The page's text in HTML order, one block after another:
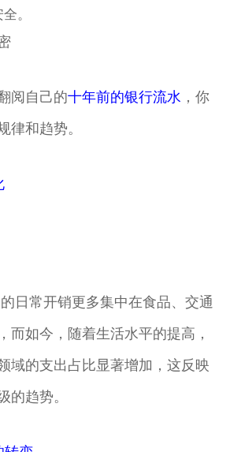
。
阅自己的十年前的银行流水 ，你
律和趋势。
日常开销更多集中在食品、交通
而如今，随着生活水平的提高，
域的支出占比显著增加，这反映
的趋势。